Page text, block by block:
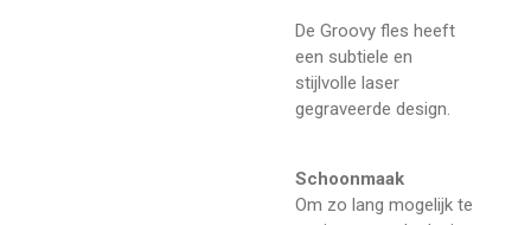
De Groovy fles heeft
een subtiele en
stijlvolle laser
gegraveerde design.
Schoonmaak
Om zo lang mogelijk te